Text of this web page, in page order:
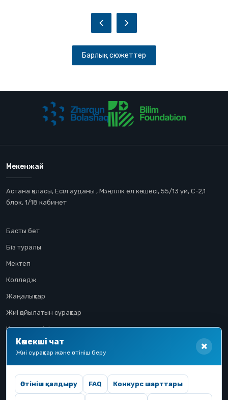
Барлық сюжеттер
Мекенжай
Астана қаласы, Есіл ауданы , Мəңгілік ел көшесі, 55/13 үй, С-2,1
блок, 1/18 кабинет
Басты бет
Біз туралы
Мектеп
Колледж
Жаңалықтар
Жиі қойылатын сұрақтар
Конкурстық іріктеу
Үміткер жолы
Көмекші чат
Жиі сұрақтар және өтініш беру
Өтініш қалдыру FAQ Конкурс шарттары